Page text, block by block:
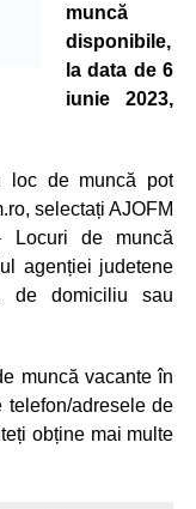
muncă
disponibile,
la data de 6
iunie 2023,
loc de muncă pot
selectați AJOFM
Locuri de muncă
agenției judetene
de domiciliu sau
muncă vacante în
adresele de
obține mai multe